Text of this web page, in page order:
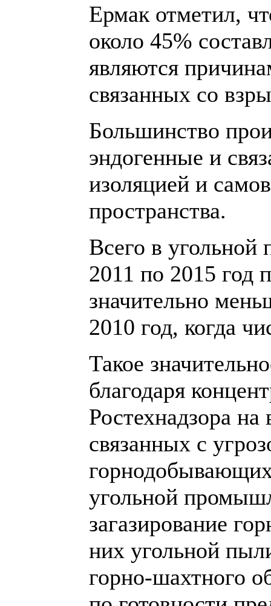
Ермак отметил,
около 45%
являются
связанных со
Большинство
эндогенные и
изоляцией и
пространства.
Всего в
2011 по 2015 год
значительно
2010 год, когда
Такое
благодаря
Ростехнадзора
связанных с
угольной
загазирование
них угольной
горно-шахтного